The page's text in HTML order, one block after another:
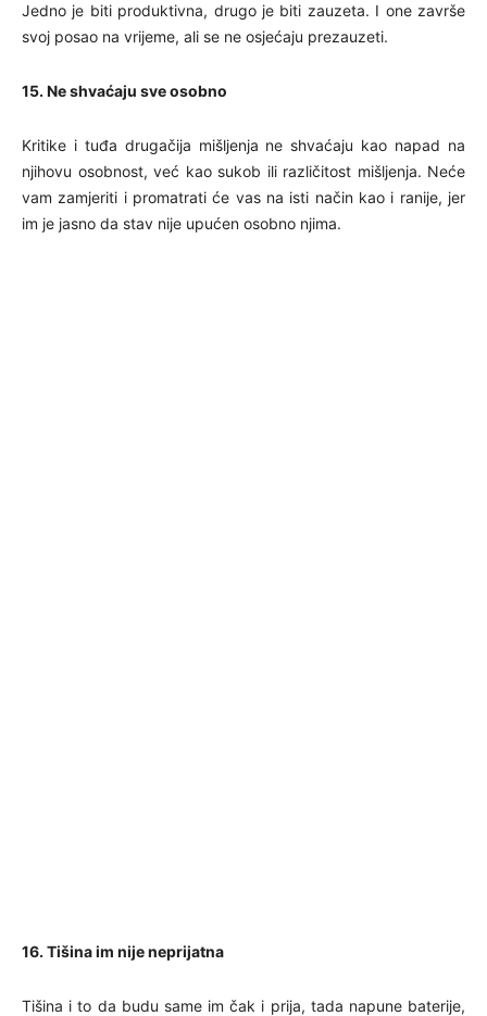
Jedno je biti produktivna, drugo je biti zauzeta. I one završe
svoj posao na vrijeme, ali se ne osjećaju prezauzeti.
15. Ne shvaćaju sve osobno
Kritike i tuđa drugačija mišljenja ne shvaćaju kao napad na
njihovu osobnost, već kao sukob ili različitost mišljenja. Neće
vam zamjeriti i promatrati će vas na isti način kao i ranije, jer
im je jasno da stav nije upućen osobno njima.
16. Tišina im nije neprijatna
Tišina i to da budu same im čak i prija, tada napune baterije,